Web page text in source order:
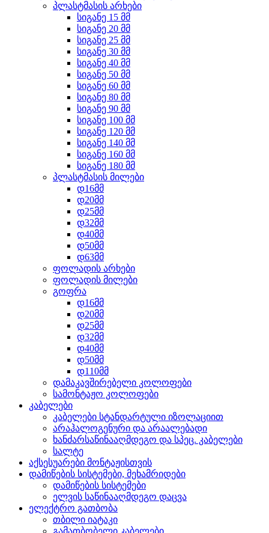
პლასტმასის არხები
სიგანე 15 მმ
სიგანე 20 მმ
სიგანე 25 მმ
სიგანე 30 მმ
სიგანე 40 მმ
სიგანე 50 მმ
სიგანე 60 მმ
სიგანე 80 მმ
სიგანე 90 მმ
სიგანე 100 მმ
სიგანე 120 მმ
სიგანე 140 მმ
სიგანე 160 მმ
სიგანე 180 მმ
პლასტმასის მილები
დ16მმ
დ20მმ
დ25მმ
დ32მმ
დ40მმ
დ50მმ
დ63მმ
ფოლადის არხები
ფოლადის მილები
გოფრა
დ16მმ
დ20მმ
დ25მმ
დ32მმ
დ40მმ
დ50მმ
დ110მმ
დამაკავშირებელი კოლოფები
სამონტაჟო კოლოფები
კაბელები
კაბელები სტანდარტული იზოლაციით
არაჰალოგენური და არაალებადი
ხანძარსაწინააღმდეგო და სპეც. კაბელები
სალტე
აქსესუარები მონტაჟისთვის
დამიწების სისტემები, მეხამრიდები
დამიწების სისტემები
ელვის საწინააღმდეგო დაცვა
ელექტრო გათბობა
თბილი იატაკი
გამათბობელი კაბელები